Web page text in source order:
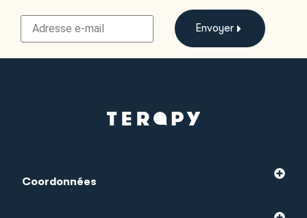
Envoyer
Coordonnées